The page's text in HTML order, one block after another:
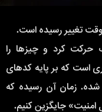
تغییر رسیده است.
حرکت کرد و چیزها را
است که بر پایه کدهای
شده. زمان آن رسیده که
جایگزین کنیم.